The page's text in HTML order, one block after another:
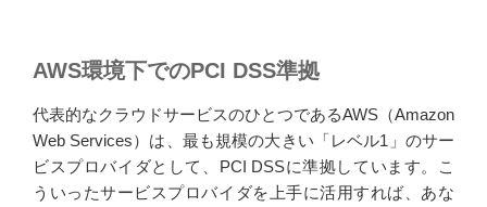
AWS環境下でのPCI DSS準拠
代表的なクラウドサービスのひとつであるAWS（Amazon
Web Services）は、最も規模の大きい「レベル1」のサー
ビスプロバイダとして、PCI DSSに準拠しています。こ
ういったサービスプロバイダを上手に活用すれば、あな